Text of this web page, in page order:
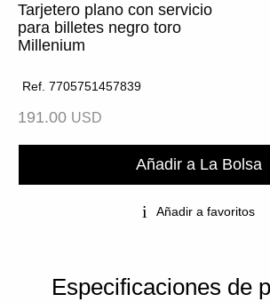
Tarjetero plano con servicio
para billetes negro toro
Millenium
Ref. 7705751457839
191.00 USD
Añadir a La Bolsa
Añadir a favoritos
Especificaciones de